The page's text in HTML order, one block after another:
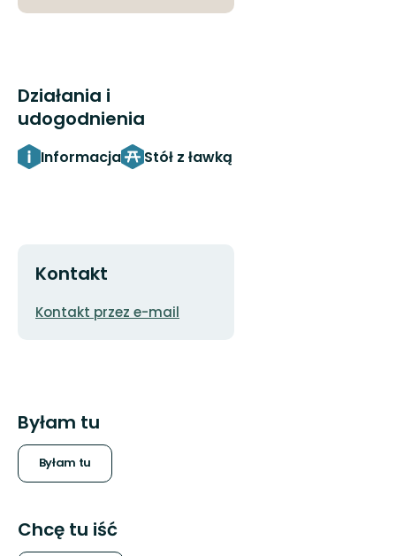
Działania i
udogodnienia
Informacja Stół z ławką
Kontakt
Adres
Kontakt przez e-mail
Byłam tu
Byłam tu
Chcę tu iść